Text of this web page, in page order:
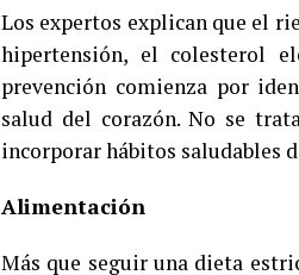
Los expertos explican que el
hipertensión, el colesterol
prevención comienza por
salud del corazón. No se
incorporar hábitos saludables
Alimentación
Más que seguir una dieta